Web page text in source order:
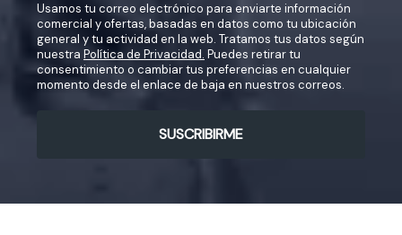
Usamos tu correo electrónico para enviarte información
comercial y ofertas, basadas en datos como tu ubicación
general y tu actividad en la web. Tratamos tus datos según
nuestra Política de Privacidad. Puedes retirar tu
consentimiento o cambiar tus preferencias en cualquier
momento desde el enlace de baja en nuestros correos.
SUSCRIBIRME